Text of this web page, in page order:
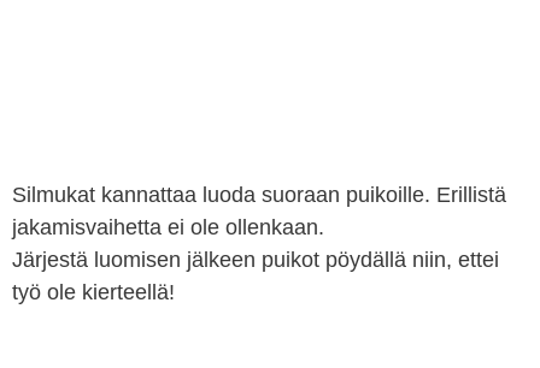
Silmukat kannattaa luoda suoraan puikoille. Erillistä
jakamisvaihetta ei ole ollenkaan.
Järjestä luomisen jälkeen puikot pöydällä niin, ettei
työ ole kierteellä!